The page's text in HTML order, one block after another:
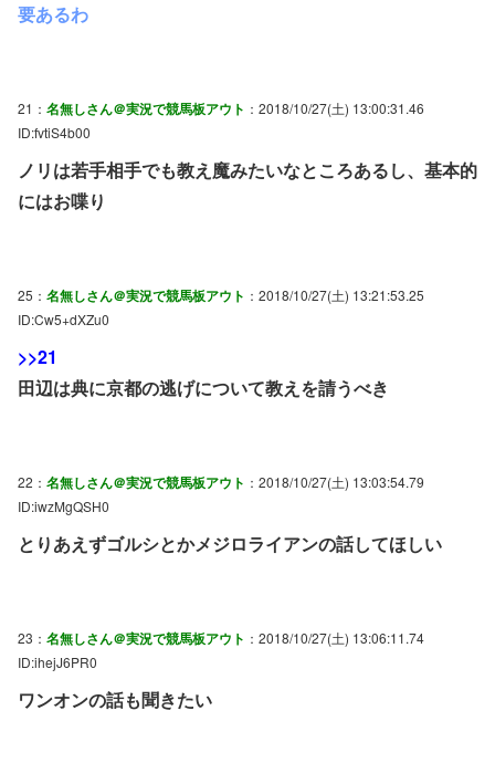
要あるわ
21： 名無しさん＠実況で競馬板アウト ：2018/10/27(土) 13:00:31.46
ID:fvtiS4b00
ノリは若手相手でも教え魔みたいなところあるし、基本的
にはお喋り
25： 名無しさん＠実況で競馬板アウト ：2018/10/27(土) 13:21:53.25
ID:Cw5+dXZu0
>>21
田辺は典に京都の逃げについて教えを請うべき
22： 名無しさん＠実況で競馬板アウト ：2018/10/27(土) 13:03:54.79
ID:iwzMgQSH0
とりあえずゴルシとかメジロライアンの話してほしい
23： 名無しさん＠実況で競馬板アウト ：2018/10/27(土) 13:06:11.74
ID:ihejJ6PR0
ワンオンの話も聞きたい